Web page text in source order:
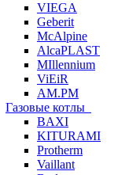
VIEGA
Geberit
McAlpine
AlcaPLAST
MIllennium
ViEiR
AM.PM
Газовые котлы
BAXI
KITURAMI
Protherm
Vaillant